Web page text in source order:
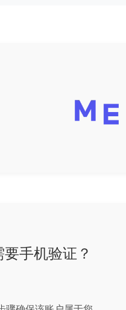
手机验证？